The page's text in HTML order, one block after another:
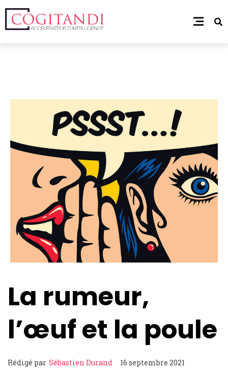
La rumeur,
l’œuf et la poule
Rédigé par Sébastien Durand 16 septembre 2021